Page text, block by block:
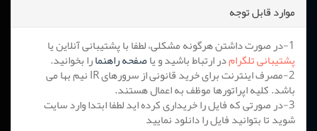
موارد قابل توجه
1-در صورت داشتن هرگونه مشکلی، لطفا با پشتیبانی آنلاین یا
پشتیبانی تلگرامدر ارتباط باشید و یاصفحه راهنمارا بخوانید.
2-مصرف اینترنت برای خرید قانونی از سرورهای IR نیم بها می
باشد. کلیه اپراتورها موظف به اعمال هستند.
3-در صورتی که فایل را خریداری کرده اید لطفا ابتدا وارد سایت
شوید تا بتوانید فایل را دانلود نمایید